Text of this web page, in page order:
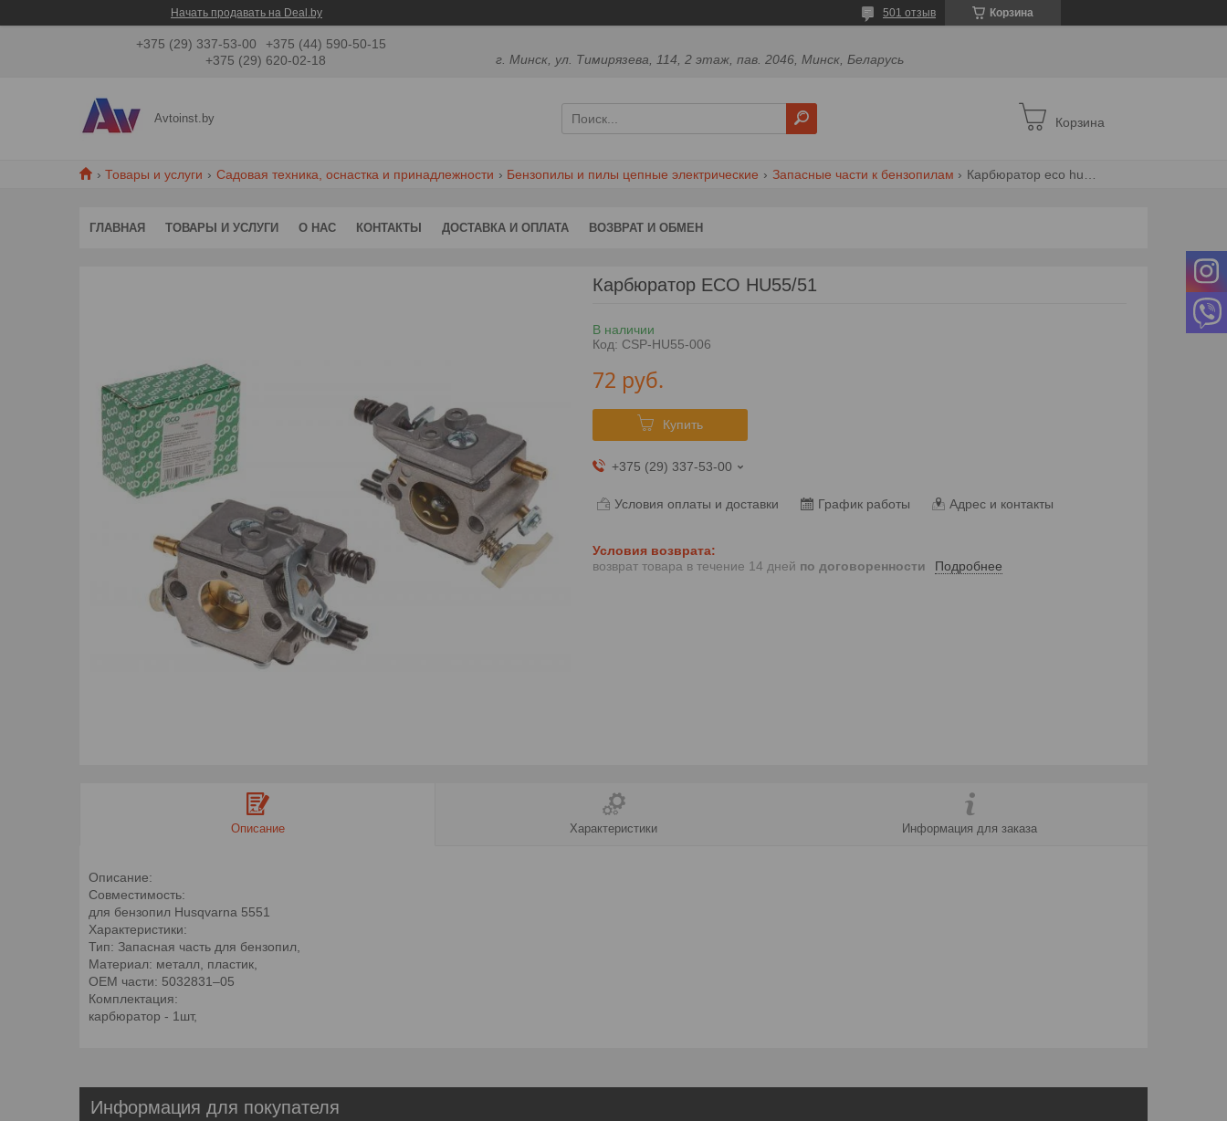
Начать продавать на Deal.by Корзина
501 отзыв
+375 (29) 337-53-00
+375 (44) 590-50-15
+375 (29) 620-02-18
г. Минск, ул. Тимирязева, 114, 2 этаж, пав. 2046, Минск, Беларусь
Avtoinst.by Корзина
Товары и услуги Садовая техника, оснастка и принадлежности Бензопилы и пилы цепные электрические Запасные части к бензопилам
ГЛАВНАЯ ТОВАРЫ И УСЛУГИ О НАС КОНТАКТЫ ДОСТАВКА И ОПЛАТА ВОЗВРАТ И ОБМЕН
Карбюратор ECO HU55/51
В наличии
Код: CSP-HU55-006
72 руб.
Купить
+375 (29) 337-53-00
Условия оплаты и доставки График работы Адрес и контакты
возврат товара в течение 14 дней по договоренности Подробнее
Описание Характеристики Информация для заказа
Описание:
Совместимость:
для бензопил Husqvarna 5551
Характеристики:
Тип: Запасная часть для бензопил,
Материал: металл, пластик,
OEM части: 5032831–05
Комплектация:
карбюратор - 1шт,
Информация для покупателя